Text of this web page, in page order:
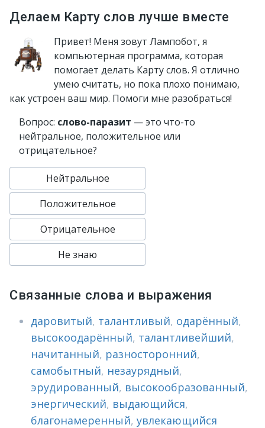
Делаем Карту слов лучше вместе
Привет! Меня зовут Лампобот, я
компьютерная программа, которая
помогает делать Карту слов. Я отлично
умею считать, но пока плохо понимаю,
как устроен ваш мир. Помоги мне разобраться!
Вопрос: слово-паразит — это что-то
нейтральное, положительное или
отрицательное?
Нейтральное
Положительное
Отрицательное
Не знаю
Связанные слова и выражения
даровитый, талантливый, одарённый,
высокоодарённый, талантливейший,
начитанный, разносторонний,
самобытный, незаурядный,
эрудированный, высокообразованный,
энергический, выдающийся,
благонамеренный, увлекающийся